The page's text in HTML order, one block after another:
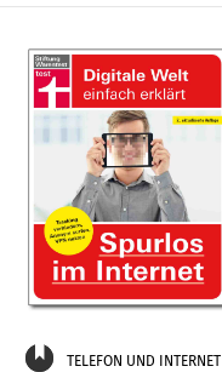
TELEFON UND INTERNET